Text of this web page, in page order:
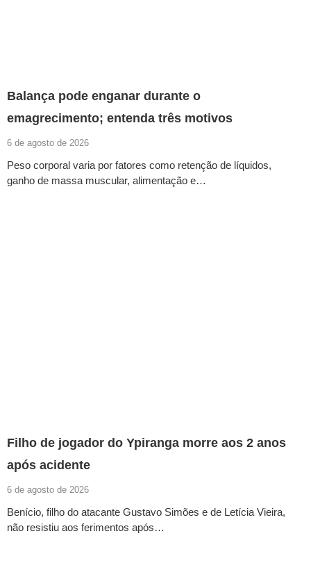
Balança pode enganar durante o
emagrecimento; entenda três motivos
6 de agosto de 2026
Peso corporal varia por fatores como retenção de líquidos,
ganho de massa muscular, alimentação e…
Filho de jogador do Ypiranga morre aos 2 anos
após acidente
6 de agosto de 2026
Benício, filho do atacante Gustavo Simões e de Letícia Vieira,
não resistiu aos ferimentos após…